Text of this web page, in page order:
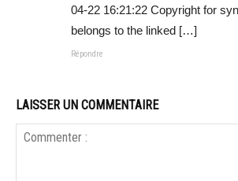
04-22 16:21:22 Copyright for
belongs to the linked […]
Répondre
LAISSER UN COMMENTAIRE